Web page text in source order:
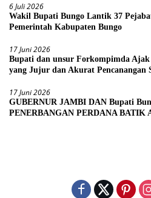
6 Juli 2026
Wakil Bupati Bungo Lantik 37
Pemerintah Kabupaten Bungo
17 Juni 2026
Bupati dan unsur Forkompimda
yang Jujur dan Akurat Pencanangan
17 Juni 2026
GUBERNUR JAMBI DAN Bupati
PENERBANGAN PERDANA BATIK